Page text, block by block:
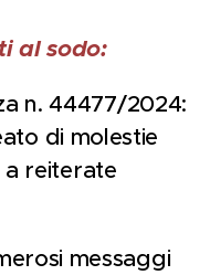
al sodo:
n. 44477/2024:
di molestie
reiterate
messaggi